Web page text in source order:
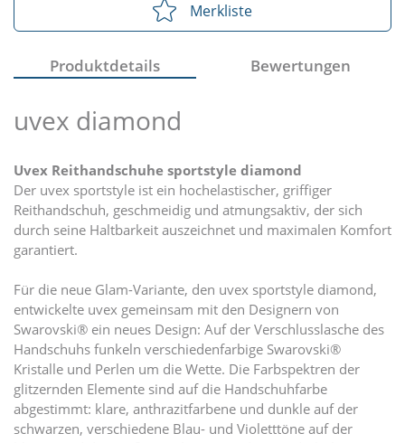
Merkliste
Produktdetails Bewertungen
uvex diamond
Uvex Reithandschuhe sportstyle diamond
Der uvex sportstyle ist ein hochelastischer, griffiger
Reithandschuh, geschmeidig und atmungsaktiv, der sich
durch seine Haltbarkeit auszeichnet und maximalen Komfort
garantiert.
Für die neue Glam-Variante, den uvex sportstyle diamond,
entwickelte uvex gemeinsam mit den Designern von
Swarovski® ein neues Design: Auf der Verschlusslasche des
Handschuhs funkeln verschiedenfarbige Swarovski®
Kristalle und Perlen um die Wette. Die Farbspektren der
glitzernden Elemente sind auf die Handschuhfarbe
abgestimmt: klare, anthrazitfarbene und dunkle auf der
schwarzen, verschiedene Blau- und Violetttöne auf der